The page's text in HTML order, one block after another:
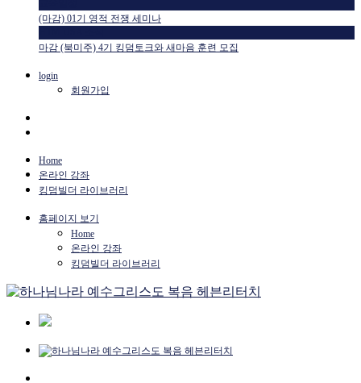
(마감) 01기 영적 전쟁 세미나
마감 (북미주) 4기 킹덤토크와 새마음 훈련 모집
login
회원가입
Home
온라인 강좌
킹덤빌더 라이브러리
홈페이지 보기
Home
온라인 강좌
킹덤빌더 라이브러리